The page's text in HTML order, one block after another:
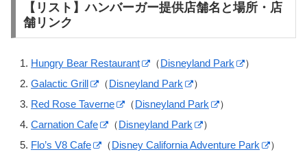
【リスト】ハンバーガー提供店舗名と場所・店
舗リンク
Hungry Bear Restaurant （Disneyland Park
）
Galactic Grill
（Disneyland Park
）
Red Rose Taverne
（Disneyland Park
）
Carnation Cafe
（Disneyland Park
）
Flo’s V8 Cafe
（Disney California Adventure Park
）